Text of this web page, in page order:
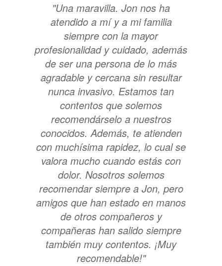
"Una maravilla. Jon nos ha
atendido a mí y a mi familia
siempre con la mayor
profesionalidad y cuidado, además
de ser una persona de lo más
agradable y cercana sin resultar
nunca invasivo. Estamos tan
contentos que solemos
recomendárselo a nuestros
conocidos. Además, te atienden
con muchísima rapidez, lo cual se
valora mucho cuando estás con
dolor. Nosotros solemos
recomendar siempre a Jon, pero
amigos que han estado en manos
de otros compañeros y
compañeras han salido siempre
también muy contentos. ¡Muy
recomendable!"